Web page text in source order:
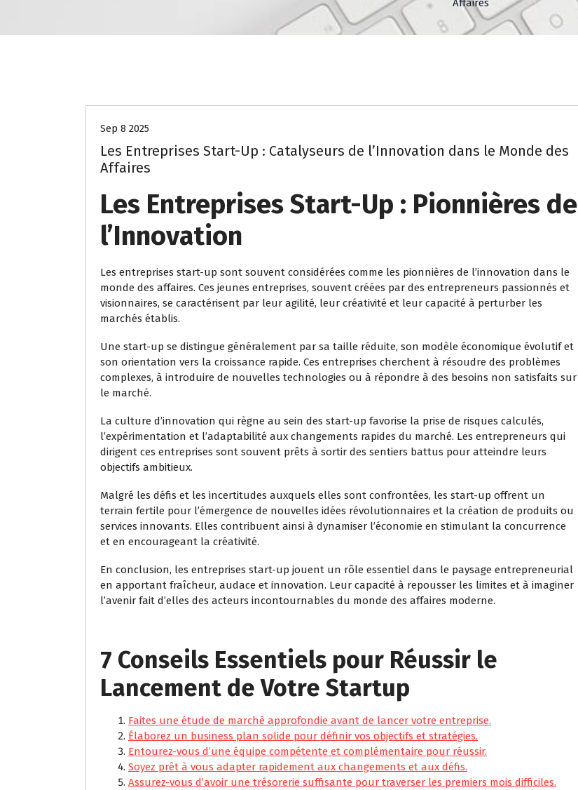
Affaires
Sep 8 2025
Les Entreprises Start-Up : Catalyseurs de l’Innovation dans le Monde des
Affaires
Les Entreprises Start-Up : Pionnières de
l’Innovation
Les entreprises start-up sont souvent considérées comme les pionnières de l’innovation dans le
monde des affaires. Ces jeunes entreprises, souvent créées par des entrepreneurs passionnés et
visionnaires, se caractérisent par leur agilité, leur créativité et leur capacité à perturber les
marchés établis.
Une start-up se distingue généralement par sa taille réduite, son modèle économique évolutif et
son orientation vers la croissance rapide. Ces entreprises cherchent à résoudre des problèmes
complexes, à introduire de nouvelles technologies ou à répondre à des besoins non satisfaits sur
le marché.
La culture d’innovation qui règne au sein des start-up favorise la prise de risques calculés,
l’expérimentation et l’adaptabilité aux changements rapides du marché. Les entrepreneurs qui
dirigent ces entreprises sont souvent prêts à sortir des sentiers battus pour atteindre leurs
objectifs ambitieux.
Malgré les défis et les incertitudes auxquels elles sont confrontées, les start-up offrent un
terrain fertile pour l’émergence de nouvelles idées révolutionnaires et la création de produits ou
services innovants. Elles contribuent ainsi à dynamiser l’économie en stimulant la concurrence
et en encourageant la créativité.
En conclusion, les entreprises start-up jouent un rôle essentiel dans le paysage entrepreneurial
en apportant fraîcheur, audace et innovation. Leur capacité à repousser les limites et à imaginer
l’avenir fait d’elles des acteurs incontournables du monde des affaires moderne.
7 Conseils Essentiels pour Réussir le
Lancement de Votre Startup
Faites une étude de marché approfondie avant de lancer votre entreprise.
Élaborez un business plan solide pour définir vos objectifs et stratégies.
Entourez-vous d’une équipe compétente et complémentaire pour réussir.
Soyez prêt à vous adapter rapidement aux changements et aux défis.
Assurez-vous d’avoir une trésorerie suffisante pour traverser les premiers mois difficiles.